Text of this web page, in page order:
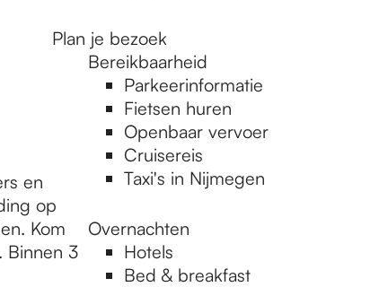
Plan je bezoek
Bereikbaarheid
Parkeerinformatie
Fietsen huren
Openbaar vervoer
Cruisereis
Taxi's in Nijmegen
Overnachten
Hotels
Bed & breakfast
en
op
Kom
Binnen 3